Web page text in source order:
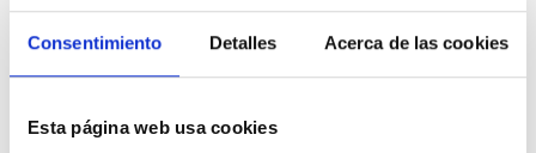
Consentimiento Detalles Acerca de las cookies
Esta página web usa cookies
Ante el debate político reactivado en torno a la
garantizar una respuesta personalizada para cada